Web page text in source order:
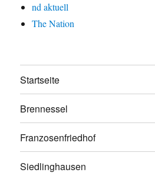
nd aktuell
The Nation
Startseite
Brennessel
Franzosenfriedhof
Siedlinghausen